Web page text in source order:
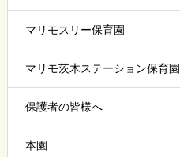
マリモスリー保育園
マリモ茨木ステーション保育園
保護者の皆様へ
本園